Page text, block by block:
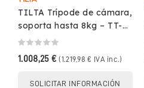
TILTA Trípode de cámara,
soporta hasta 8kg – TT-
CT08A-75-SG
1.008,25 € (1.219,98 € IVA inc.)
SOLICITAR INFORMACIÓN